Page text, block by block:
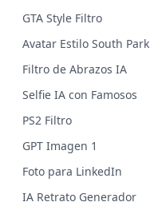
GTA Style Filtro
Avatar Estilo South Park
Filtro de Abrazos IA
Selfie IA con Famosos
PS2 Filtro
GPT Imagen 1
Foto para LinkedIn
IA Retrato Generador